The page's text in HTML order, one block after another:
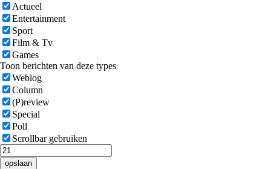
Actueel
Entertainment
Sport
Film & Tv
Games
Toon berichten van deze types
Weblog
Column
(P)review
Special
Poll
Scrollbar gebruiken
opslaan